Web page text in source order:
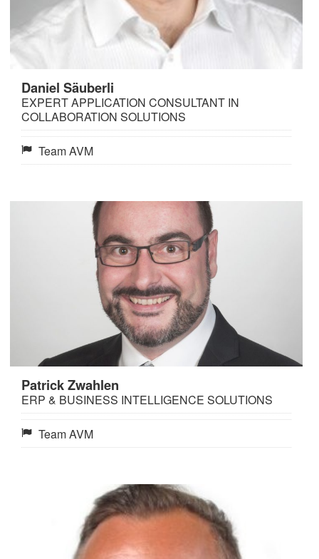
Daniel Säuberli
EXPERT APPLICATION CONSULTANT IN
COLLABORATION SOLUTIONS
Team AVM
Patrick Zwahlen
ERP & BUSINESS INTELLIGENCE SOLUTIONS
Team AVM